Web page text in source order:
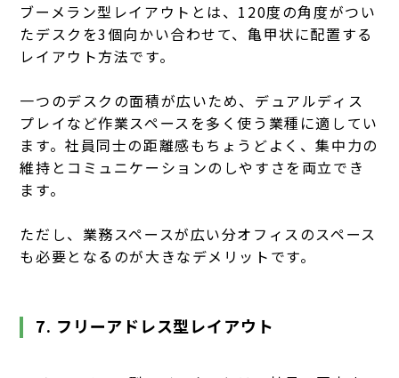
ブーメラン型レイアウトとは、120度の角度がつい
たデスクを3個向かい合わせて、亀甲状に配置する
レイアウト方法です。
一つのデスクの面積が広いため、デュアルディス
プレイなど作業スペースを多く使う業種に適してい
ます。社員同士の距離感もちょうどよく、集中力の
維持とコミュニケーションのしやすさを両立でき
ます。
ただし、業務スペースが広い分オフィスのスペース
も必要となるのが大きなデメリットです。
7. フリーアドレス型レイアウト